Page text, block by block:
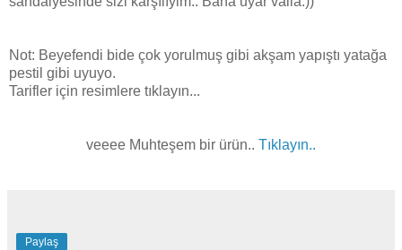
Not: Beyefendi bide çok yorulmuş gibi akşam yapıştı yatağa
pestil gibi uyuyo.
Tarifler için resimlere tıklayın...
veeee Muhteşem bir ürün.. Tıklayın..
Paylaş